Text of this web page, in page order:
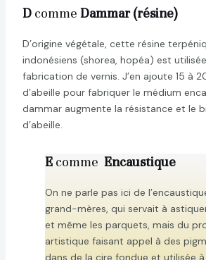
Dcomme Dammar (résine)
D’origine végétale, cette résine
indonésiens (shorea, hopéa) est
fabrication de vernis. J’en ajoute 15 à
d’abeille pour fabriquer le médium
dammar augmente la résistance et le
d’abeille.
E comme Encaustique
On ne parle pas ici de
grand-mères, qui servait à
et même les parquets, mais du
artistique faisant appel à des
dans de la cire fondue et utilisée